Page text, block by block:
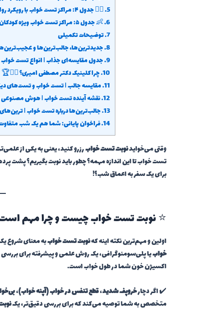
5. 🧑‍⚕️ جدول ۴: مراکز تست خواب با رویکرد روانپزشکی (اختلالات روانی و خواب)
6. 👶 جدول ۵: مراکز تست خواب ویژه کودکان
7. توضیحات تکمیلی
8. جدیدترین‌ها، جالب‌ترین‌ها و
9. جدول مقایسه‌ای جذاب | انواع تست
10. چرا کلینیک دکتر مصطفی امیری؟ 👨‍⚕️🏆
11. مقایسه جالب | تست خواب و تست‌های
12. نقشه آینده تست خواب | هوش مصنوعی
13. جالب‌ترین‌ها درباره تست خواب |
14. فراخوان پایانی: شما هم یک شب
وقتی می‌خوایدنوبت تست خوابرزرو کنید، یعنی به یکی از
تست خواب تا این اندازه مهمه؟ چطور باید نوبت بگیریم؟ پشت
برای یک سفر به اعماق شب؟!
⭐ نوبت تست خواب چیست و چرا مهم
اولین و مهم‌ترین نکته اینه کهنوبت تست خواببه معنای شروع
خوابیا پلی‌سومنوگرافی، یک روش علمی و پیشرفته برای
اکسیژن خون شما در طول خواب است.
✔️ اگر دچارخروپف شدید،قطع تنفس در خواب (آپنه خواب)،
متخصص به شما توصیه می‌کند که برای بررسی دقیق‌تر، یک